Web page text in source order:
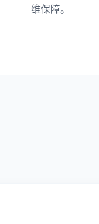
维保障。